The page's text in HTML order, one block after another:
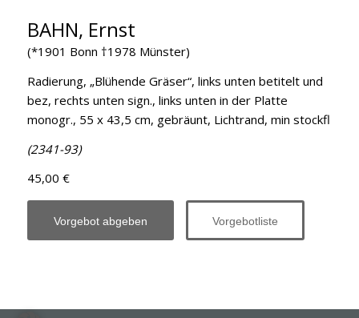
BAHN, Ernst
(*1901 Bonn †1978 Münster)
Radierung, „Blühende Gräser“, links unten betitelt und
bez, rechts unten sign., links unten in der Platte
monogr., 55 x 43,5 cm, gebräunt, Lichtrand, min stockfl
(2341-93)
45,00 €
Vorgebot abgeben Vorgebotliste